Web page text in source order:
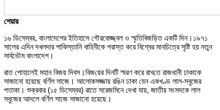
শেয়ার
১৬ ডিসেম্বর, বাংলাদেশের ইতিহাসে গৌরবোজ্জ্বল ও স্মৃতিবিজড়িত একটি দিন।১৯৭১
সালের এদিন দখলদার পাকিস্তানি বাহিনীকে পরাস্ত করে বিশ্বের মানচিত্রে সৃষ্টি হয় নতুন
সার্বভৌম বাংলাদেশ।
রাত পোহালেই মহান বিজয় দিবস।বিজ‌য়ের দিন‌টি স্মরণ করে রাখ‌তে রাজধানী ঢাকাকে
সাজানো হয়েছে বর্ণিল সাজে। আলোকসজ্জায় র‌ঙিন ঢাকা যেন একখণ্ড লাল-সবুজের
পতাকা। শুক্রবার (১৫ ডিসেম্বর) রাতে সরেজমিনে দেখা যায়, জাতীয় সংসদকে লাল
সবুজের আদলে বর্ণিল সাজে সাজানো হয়েছে।